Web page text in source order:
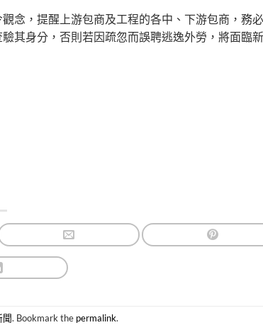
念，提醒上游包商及工程的各中、下游包商，務
其身分，否則若因疏忽而誤聘逃逸外勞，將面臨
聞. Bookmark the permalink.